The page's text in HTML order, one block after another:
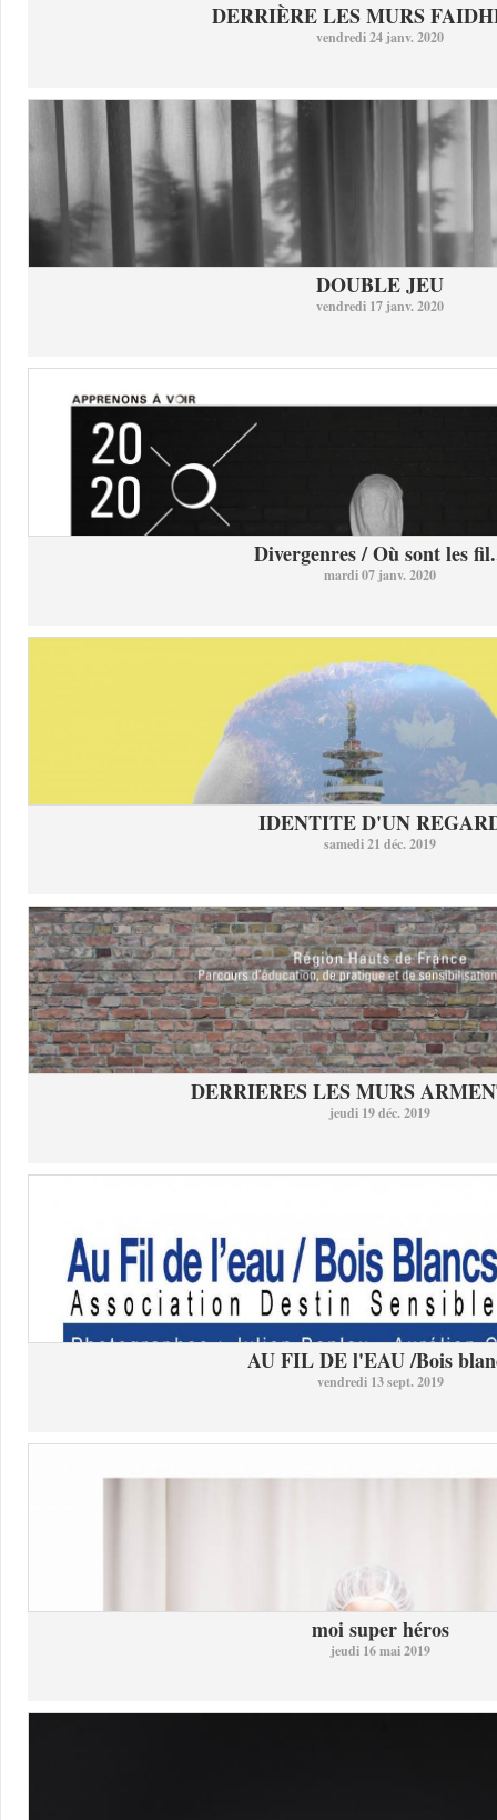
DERRIÈRE LES MURS
vendredi 24 janv. 2020
DOUBLE JEU
vendredi 17 janv. 2020
Divergenres / Où sont les
mardi 07 janv. 2020
IDENTITE D'UN
samedi 21 déc. 2019
DERRIERES LES MURS
jeudi 19 déc. 2019
AU FIL DE l'EAU /Bois
vendredi 13 sept. 2019
moi super héros
jeudi 16 mai 2019